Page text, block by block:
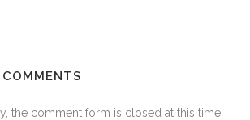
the comment form is closed at this time.